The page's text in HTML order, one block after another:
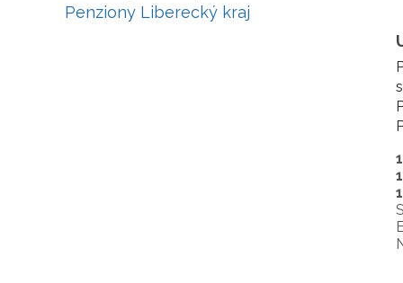
Penziony Liberecký kraj